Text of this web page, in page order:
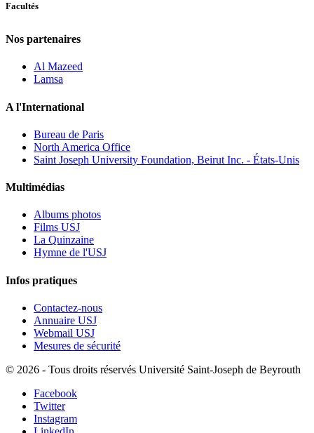
Facultés
Nos partenaires
Al Mazeed
Lamsa
A l'International
Bureau de Paris
North America Office
Saint Joseph University Foundation, Beirut Inc. - États-Unis
Multimédias
Albums photos
Films USJ
La Quinzaine
Hymne de l'USJ
Infos pratiques
Contactez-nous
Annuaire USJ
Webmail USJ
Mesures de sécurité
© 2026 - Tous droits réservés Université Saint-Joseph de Beyrouth
Facebook
Twitter
Instagram